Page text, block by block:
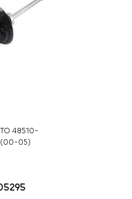
48510-
(00-05)